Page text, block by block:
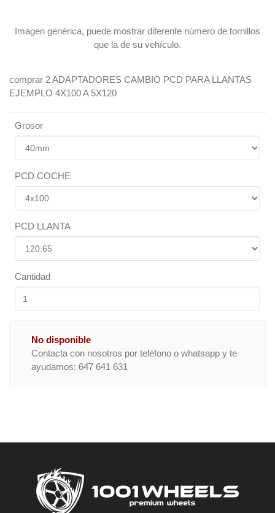
Imagen genérica, puede mostrar diferente número de tornillos
que la de su vehículo.
comprar 2 ADAPTADORES CAMBIO PCD PARA LLANTAS
EJEMPLO 4X100 A 5X120
Grosor
PCD COCHE
PCD LLANTA
Cantidad
No disponible
Contacta con nosotros por teléfono o whatsapp y te
ayudamos: 647 641 631